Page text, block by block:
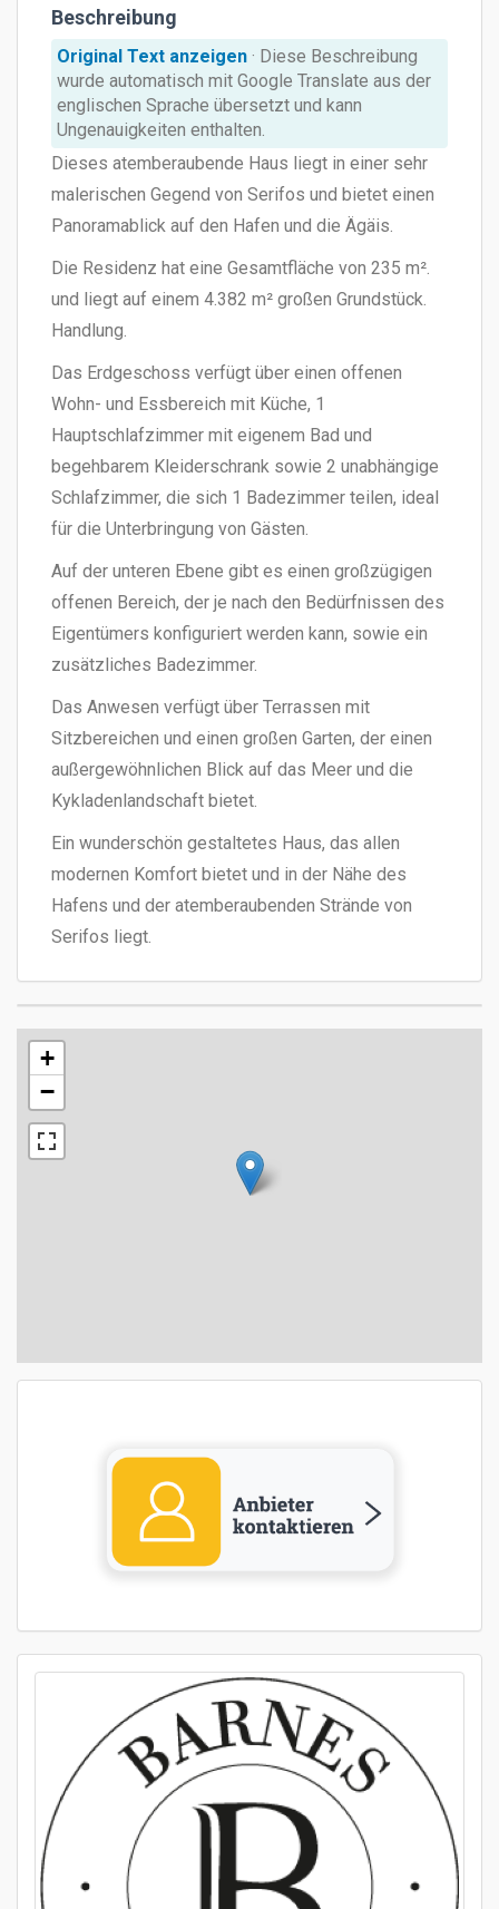
Beschreibung
Original Text anzeigen · Diese Beschreibung
wurde automatisch mit Google Translate aus der
englischen Sprache übersetzt und kann
Ungenauigkeiten enthalten.
Dieses atemberaubende Haus liegt in einer sehr
malerischen Gegend von Serifos und bietet einen
Panoramablick auf den Hafen und die Ägäis.
Die Residenz hat eine Gesamtfläche von 235 m².
und liegt auf einem 4.382 m² großen Grundstück.
Handlung.
Das Erdgeschoss verfügt über einen offenen
Wohn- und Essbereich mit Küche, 1
Hauptschlafzimmer mit eigenem Bad und
begehbarem Kleiderschrank sowie 2 unabhängige
Schlafzimmer, die sich 1 Badezimmer teilen, ideal
für die Unterbringung von Gästen.
Auf der unteren Ebene gibt es einen großzügigen
offenen Bereich, der je nach den Bedürfnissen des
Eigentümers konfiguriert werden kann, sowie ein
zusätzliches Badezimmer.
Das Anwesen verfügt über Terrassen mit
Sitzbereichen und einen großen Garten, der einen
außergewöhnlichen Blick auf das Meer und die
Kykladenlandschaft bietet.
Ein wunderschön gestaltetes Haus, das allen
modernen Komfort bietet und in der Nähe des
Hafens und der atemberaubenden Strände von
Serifos liegt.
+
−